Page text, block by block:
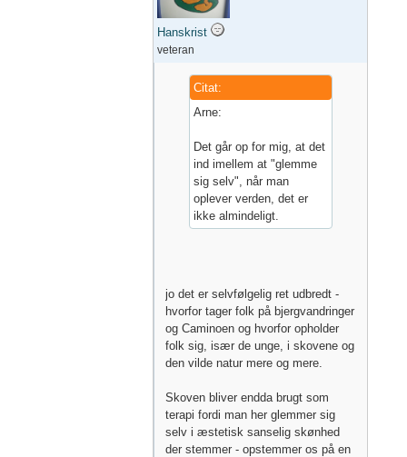
Hanskrist
veteran
Citat:
Arne:
Det går op for mig, at det
ind imellem at "glemme
sig selv", når man
oplever verden, det er
ikke almindeligt.
jo det er selvfølgelig ret udbredt -
hvorfor tager folk på bjergvandringer
og Caminoen og hvorfor opholder
folk sig, især de unge, i skovene og
den vilde natur mere og mere.
Skoven bliver endda brugt som
terapi fordi man her glemmer sig
selv i æstetisk sanselig skønhed
der stemmer - opstemmer os på en